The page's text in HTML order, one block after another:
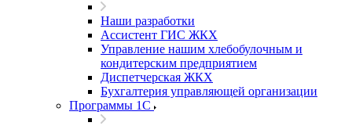
Наши разработки
Ассистент ГИС ЖКХ
Управление нашим хлебобулочным и
кондитерским предприятием
Диспетчерская ЖКХ
Бухгалтерия управляющей организации
Программы 1С